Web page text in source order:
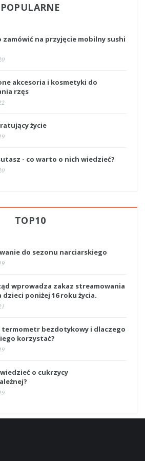
POPULARNE
zamówić na przyjęcie mobilny sushi
akcesoria i kosmetyki do
rzęs
życie
- co warto o nich wiedzieć?
TOP10
do sezonu narciarskiego
wprowadza zakaz streamowania
poniżej 16 roku życia.
termometr bezdotykowy i dlaczego
korzystać?
o cukrzycy